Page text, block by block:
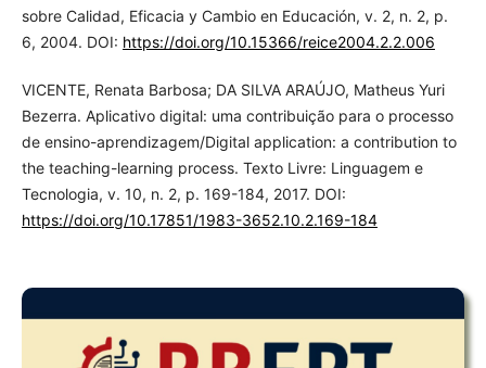
sobre Calidad, Eficacia y Cambio en Educación, v. 2, n. 2, p.
6, 2004. DOI: https://doi.org/10.15366/reice2004.2.2.006
VICENTE, Renata Barbosa; DA SILVA ARAÚJO, Matheus Yuri
Bezerra. Aplicativo digital: uma contribuição para o processo
de ensino-aprendizagem/Digital application: a contribution to
the teaching-learning process. Texto Livre: Linguagem e
Tecnologia, v. 10, n. 2, p. 169-184, 2017. DOI:
https://doi.org/10.17851/1983-3652.10.2.169-184